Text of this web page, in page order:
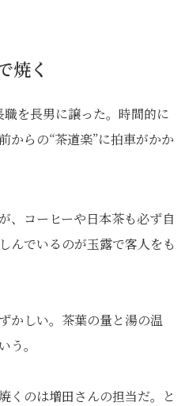
焼く
を長男に譲った。時間的に
からの“茶道楽”に拍車がかか
、コーヒーや日本茶も必ず自
んでいるのが玉露で客人をも
かしい。茶葉の量と湯の温
う。
くのは増田さんの担当だ。と